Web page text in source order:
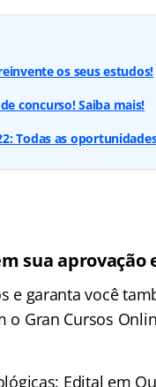
os seus estudos!
concurso! Saiba mais!
Todas as
sua aprovação
e garanta você
o Gran Cursos
Edital em